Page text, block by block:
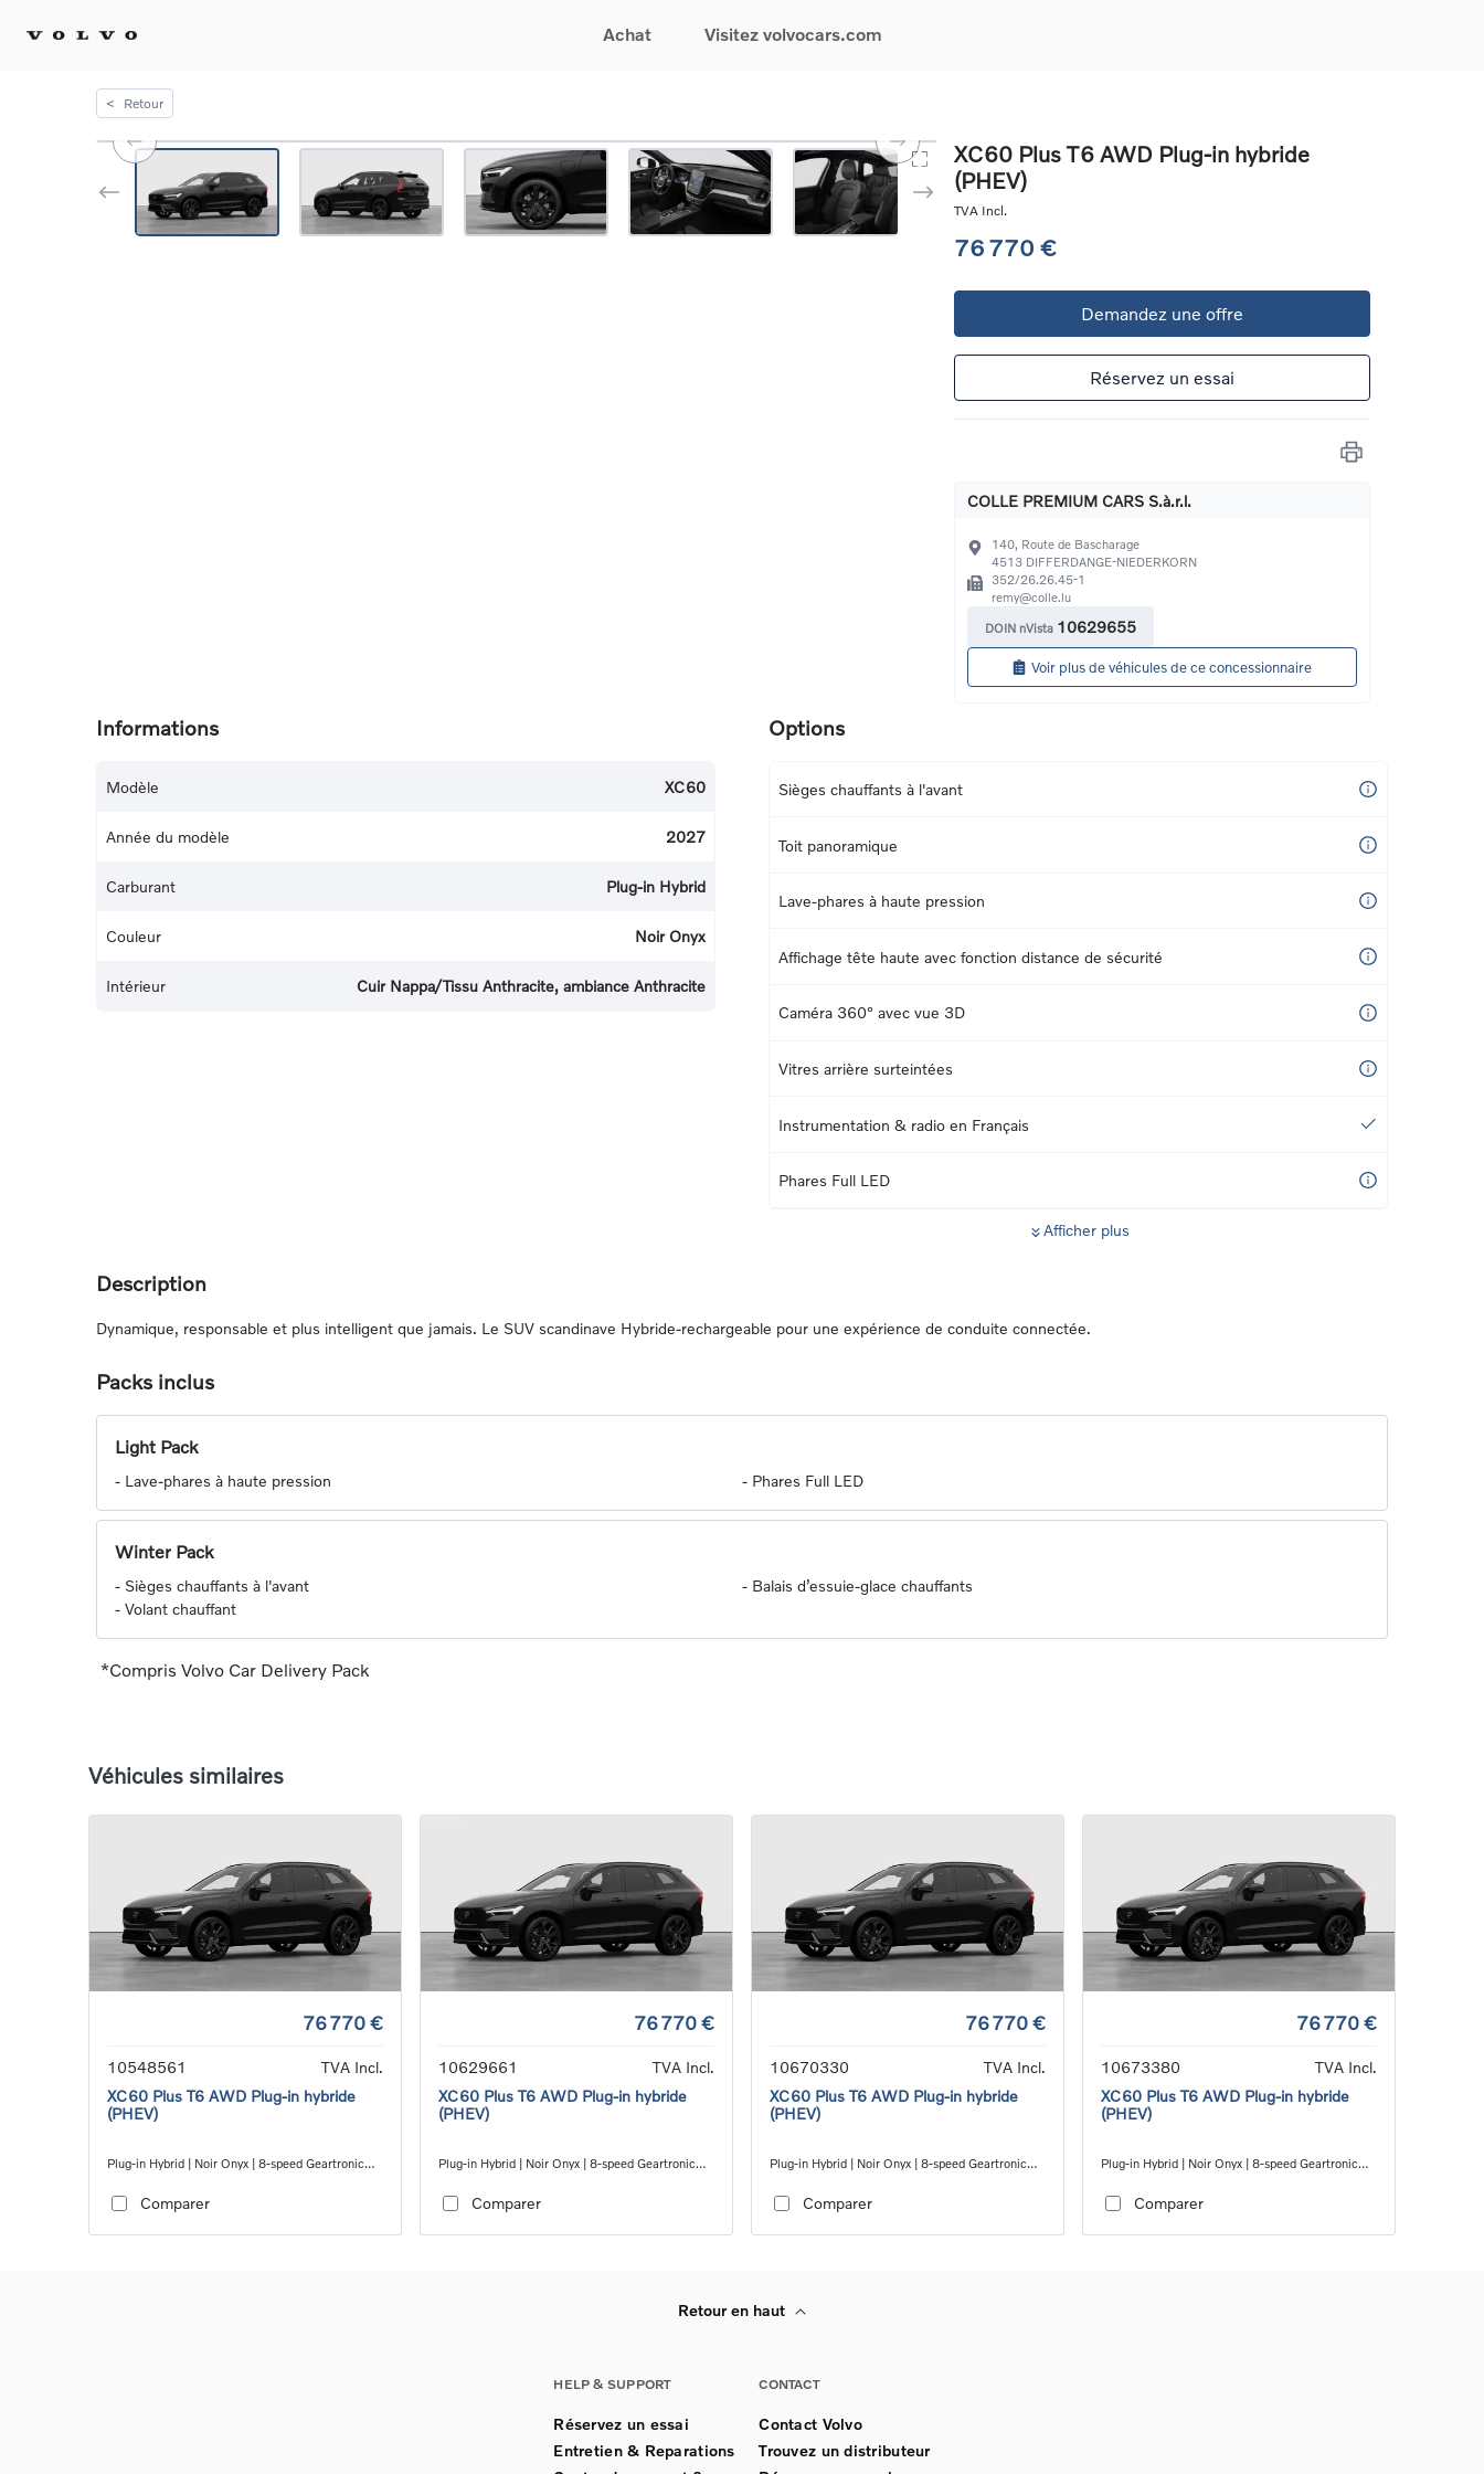
Achat
EX30
EX40
EC40
Voitures électriques
Voitures hybrides
rechargeables
Visitez volvocars.com
Configurez votre voiture
Offres du moment
Voitures d'occasion
Financement
Assurances
Réservez un essai
Entretien & Réparations
Reprise de votre voiture
Service de dépannage
Trouver un distributeur
< Retour
XC60 Plus T6 AWD Plug-in hybride
(PHEV)
TVA Incl.
76 770 €
Demandez une offre
Réservez un essai
COLLE PREMIUM CARS S.à.r.l.
140, Route de Bascharage
4513 DIFFERDANGE-NIEDERKORN
352/26.26.45-1
remy@colle.lu
DOIN nVista 10629655
Voir plus de véhicules de ce concessionnaire
Informations
Modèle XC60
Année du modèle 2027
Carburant Plug-in Hybrid
Couleur Noir Onyx
Intérieur Cuir Nappa/Tissu Anthracite, ambiance Anthracite
Options
Sièges chauffants à l'avant
Toit panoramique
Lave-phares à haute pression
Affichage tête haute avec fonction distance de sécurité
Caméra 360° avec vue 3D
Vitres arrière surteintées
Instrumentation & radio en Français
Phares Full LED
Afficher plus
Description
Dynamique, responsable et plus intelligent que jamais. Le SUV scandinave Hybride-rechargeable pour une expérience de conduite connectée.
Packs inclus
Light Pack
- Lave-phares à haute pression - Phares Full LED
Winter Pack
- Sièges chauffants à l'avant - Balais d’essuie-glace chauffants
- Volant chauffant
*Compris Volvo Car Delivery Pack
Véhicules similaires
76 770 €
10548561
TVA Incl.
XC60 Plus T6 AWD Plug-in hybride
(PHEV)
Plug-in Hybrid | Noir Onyx | 8-speed Geartronic™
Comparer
76 770 €
10629661
TVA Incl.
XC60 Plus T6 AWD Plug-in hybride
(PHEV)
Plug-in Hybrid | Noir Onyx | 8-speed Geartronic™
Comparer
76 770 €
10670330
TVA Incl.
XC60 Plus T6 AWD Plug-in hybride
(PHEV)
Plug-in Hybrid | Noir Onyx | 8-speed Geartronic™
Comparer
76 770 €
10673380
TVA Incl.
XC60 Plus T6 AWD Plug-in hybride
(PHEV)
Plug-in Hybrid | Noir Onyx | 8-speed Geartronic™
Comparer
Retour en haut
HELP & SUPPORT
Réservez un essai
Entretien & Reparations
CONTACT
Contact Volvo
Trouvez un distributeur